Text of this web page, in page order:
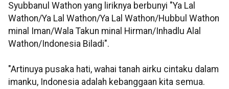
Syubbanul Wathon yang liriknya berbunyi "Ya Lal
Wathon/Ya Lal Wathon/Ya Lal Wathon/Hubbul Wathon
minal Iman/Wala Takun minal Hirman/Inhadlu Alal
Wathon/Indonesia Biladi".
"Artinuya pusaka hati, wahai tanah airku cintaku dalam
imanku, Indonesia adalah kebanggaan kita semua.